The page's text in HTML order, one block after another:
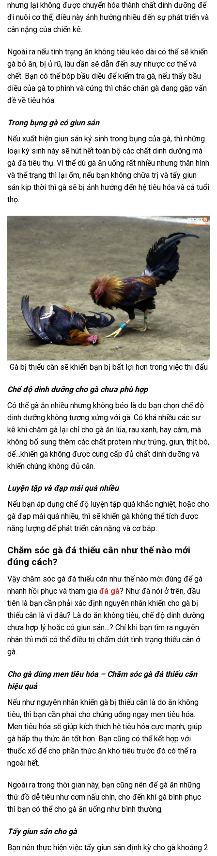
nhưng lại không được chuyển hóa thành chất dinh dưỡng để
đi nuôi cơ thể, điều này ảnh hưởng nhiều đến sự phát triển và
cân nặng của chiến kê.
Ngoài ra nếu tình trạng ăn không tiêu kéo dài có thể sẽ khiến
gà bỏ ăn, bị ủ rũ, lâu dần sẽ dẫn đến suy nhược cơ thể và
chết. Bạn có thể bóp bầu diều để kiểm tra gà, nếu thấy bầu
diều của gà to phình và cứng thì chắc chắn gà đang gặp vấn
đề về tiêu hóa.
Trong bụng gà có giun sán
Nếu xuất hiện giun sán ký sinh trong bụng của gà, thì những
loại ký sinh này sẽ hút hết toàn bộ các chất dinh dưỡng mà
gà đã tiêu thụ. Vì thế dù gà ăn uống rất nhiều nhưng thân hình
và thể trạng thì lại ốm, nếu bạn không chữa trị và tẩy giun
sán kịp thời thì gà sẽ bị ảnh hưởng đến hệ tiêu hóa và cả tuổi
thọ.
Gà bị thiếu cân sẽ khiến bạn bị bất lợi hơn trong việc thi đấu
Chế độ dinh dưỡng cho gà chưa phù hợp
Có thể gà ăn nhiều nhưng không béo là do bạn chọn chế độ
dinh dưỡng không tương xứng với gà. Có khá nhiều các sư
kê khi chăm gà lại chỉ cho gà ăn lúa, rau xanh, hay cám, mà
không bổ sung thêm các chất protein như trứng, giun, thịt bò,
dế…khiến gà không được cung cấp đủ chất dinh dưỡng và
khiến chúng không đủ cân.
Luyện tập và đạp mái quá nhiều
Nếu bạn áp dụng chế độ luyện tập quá khắc nghiệt, hoặc cho
gà đạp mái quá nhiều, thì sẽ khiến gà không thể tích được
năng lượng để phát triển cân nặng và cơ bắp.
Chăm sóc gà đá thiếu cân như thế nào mới
đúng cách?
Vậy chăm sóc gà đá thiếu cân như thế nào mới đúng để gà
nhanh hồi phục và tham gia đá gà? Như đã nói ở trên, đầu
tiên là bạn cần phải xác định nguyên nhân khiến cho gà bị
thiếu cân là vì đâu? Là do ăn không tiêu, chế độ dinh dưỡng
chưa hợp lý hoặc có giun sán…? Chỉ khi bạn tìm ra nguyên
nhân thì mới có thể điều trị chấm dứt tình trạng thiếu cân ở
gà.
Cho gà dùng men tiêu hóa – Chăm sóc gà đá thiếu cân
hiệu quả
Nếu như nguyên nhân khiến gà bị thiếu cân là do ăn không
tiêu, thì bạn cần phải cho chúng uống ngay men tiêu hóa.
Men tiêu hóa sẽ giúp kích thích hệ tiêu hóa cực mạnh, giúp
gà hấp thụ thức ăn tốt hơn. Bạn cũng có thể kết hợp với
thuốc xổ để cho phần thức ăn khó tiêu trước đó có thể ra
ngoài hết.
Ngoài ra trong thời gian này, bạn cũng nên để gà ăn những
thứ đồ dễ tiêu như cơm nấu chín, cho đến khí gà bình phục
thì bạn có thể cho gà ăn uống như bình thường.
Tẩy giun sán cho gà
Bạn nên thực hiện việc tẩy giun sán định kỳ cho gà khoảng 2